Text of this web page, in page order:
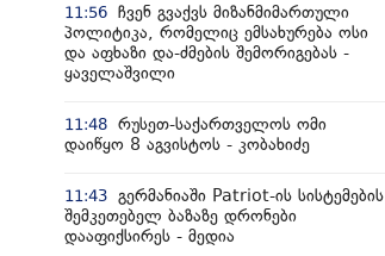
11:56 ჩვენ გვაქვს მიზანმიმართული
პოლიტიკა, რომელიც ემსახურება ოსი
და აფხაზი და-ძმების შემორიგებას -
ყაველაშვილი
11:48 რუსეთ-საქართველოს ომი
დაიწყო 8 აგვისტოს - კობახიძე
11:43 გერმანიაში Patriot-ის სისტემების
შემკეთებელ ბაზაზე დრონები
დააფიქსირეს - მედია